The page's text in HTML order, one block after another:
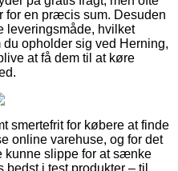
for en præcis sum. Desuden
leveringsmåde, hvilket
opholder sig ved Herning,
at få dem til at køre
smertefrit for købere at finde
online varehuse, og for det
kunne slippe for at sænke
i test produkter – til